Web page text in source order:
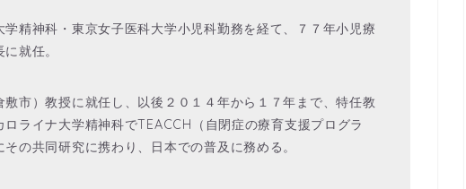
精神科・東京女子医科大学小児科勤務を経て、７７年小児療
就任。
市）教授に就任し、以後２０１４年から１７年まで、特任教
ライナ大学精神科でTEACCH（自閉症の療育支援プログラ
の共同研究に携わり、日本での普及に務める。